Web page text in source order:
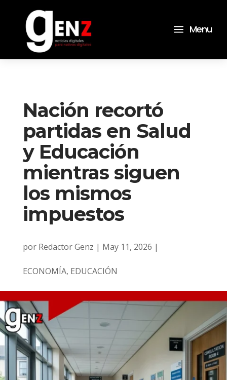
a Menu
Nación recortó
partidas en Salud
y Educación
mientras siguen
los mismos
impuestos
por Redactor Genz | May 11, 2026 |
ECONOMÍA, EDUCACIÓN